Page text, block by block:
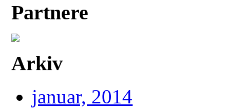
Partnere
Arkiv
januar, 2014